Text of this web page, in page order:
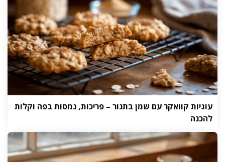
עוגיות קוואקר עם שמן בתנור – פריכות, נמסות בפה וקלות
להכנה